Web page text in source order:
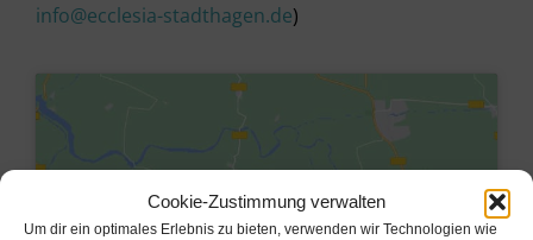
Cookie-Zustimmung verwalten
Um dir ein optimales Erlebnis zu bieten, verwenden wir Technologien wie
info@ecclesia-stadthagen.de)